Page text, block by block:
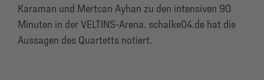
Karaman und Mertcan Ayhan zu den intensiven 90
Minuten in der VELTINS-Arena. schalke04.de hat die
Aussagen des Quartetts notiert.